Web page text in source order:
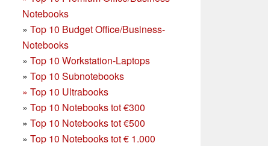
Notebooks
» Top 10 Budget Office/Business-
Notebooks
» Top 10 Workstation-Laptops
» Top 10 Subnotebooks
» Top 10 Ultrabooks
» Top 10 Notebooks tot €300
» Top 10 Notebooks tot €500
» Top 10 Notebooks tot € 1.000